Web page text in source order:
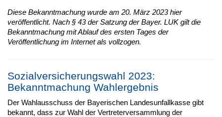
Diese Bekanntmachung wurde am 20. März 2023 hier
veröffentlicht. Nach § 43 der Satzung der Bayer. LUK gilt die
Bekanntmachung mit Ablauf des ersten Tages der
Veröffentlichung im Internet als vollzogen.
Sozialversicherungswahl 2023:
Bekanntmachung Wahlergebnis
Der Wahlausschuss der Bayerischen Landesunfallkasse gibt
bekannt, dass zur Wahl der Vertreterversammlung der